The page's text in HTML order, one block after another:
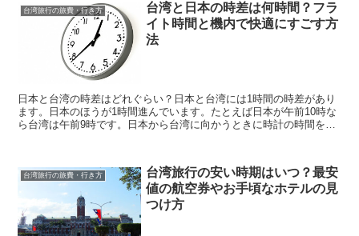
台湾旅行の旅費・行き方
台湾と日本の時差は何時間？フラ
イト時間と機内で快適にすごす方
法
日本と台湾の時差はどれぐらい？日本と台湾には1時間の時差があり
ます。日本のほうが1時間進んでいます。たとえば日本が午前10時な
ら台湾は午前9時です。日本から台湾に向かうときに時計の時間を1
台湾旅行の旅費・行き方
台湾旅行の安い時期はいつ？最安
値の航空券やお手頃なホテルの見
つけ方